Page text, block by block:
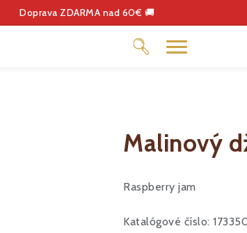
Doprava ZDARMA nad 60€ 🚚
Malinový
Raspberry jam
Katalógové číslo: